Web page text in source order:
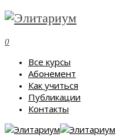
0
Все курсы
Абонемент
Как учиться
Публикации
Контакты